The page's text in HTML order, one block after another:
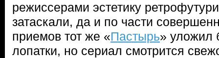
режиссерами эстетику
затаскали, да и по части
приемов тот же «Пастырь»
лопатки, но сериал смотрится